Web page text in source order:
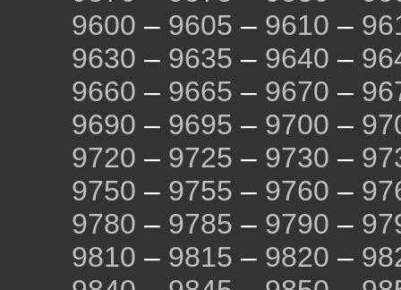
9600 – 9605 – 9610 –
9630 – 9635 – 9640 –
9660 – 9665 – 9670 –
9690 – 9695 – 9700 –
9720 – 9725 – 9730 –
9750 – 9755 – 9760 –
9780 – 9785 – 9790 –
9810 – 9815 – 9820 –